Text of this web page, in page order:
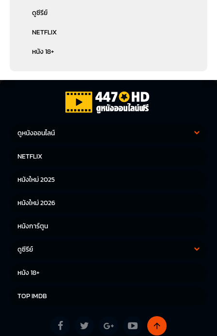
ดูซีรีย์
NETFLIX
หนัง 18+
ดูหนังออนไลน์
หนังญี่ปุ่น
NETFLIX
หนังใหม่ 2025
หนังใหม่ 2026
หนังการ์ตูน
ดูซีรีย์
หนัง 18+
TOP IMDB